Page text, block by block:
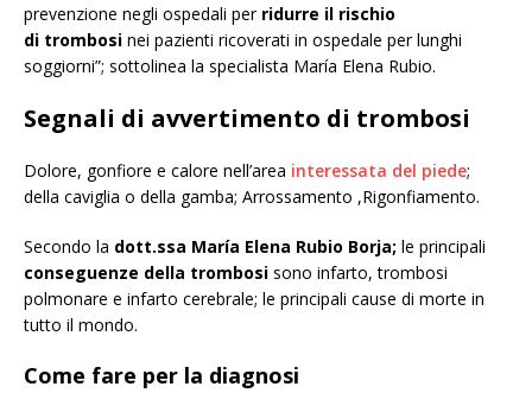
prevenzione negli ospedali per ridurre il rischio
di trombosi nei pazienti ricoverati in ospedale per lunghi
soggiorni”; sottolinea la specialista María Elena Rubio.
Segnali di avvertimento di trombosi
Dolore, gonfiore e calore nell’area interessata del piede;
della caviglia o della gamba; Arrossamento ,Rigonfiamento.
Secondo la dott.ssa María Elena Rubio Borja; le principali
conseguenze della trombosi sono infarto, trombosi
polmonare e infarto cerebrale; le principali cause di morte in
tutto il mondo.
Come fare per la diagnosi